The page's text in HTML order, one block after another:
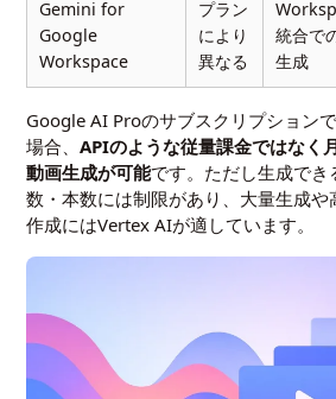
Gemini for
Google
Workspace
プラン
により
異なる
統合で
生成
Google AI Proのサブスクリプション
場合、APIのような従量課金ではなく
動画生成が可能です。ただし生成で
数・本数には制限があり、大量生成
作成にはVertex AIが適しています。